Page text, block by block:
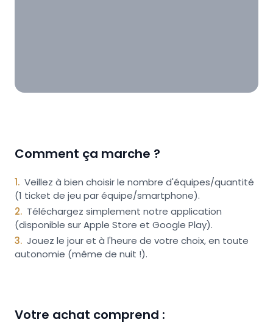
Comment ça marche ?
1. Veillez à bien choisir le nombre d'équipes/quantité
(1 ticket de jeu par équipe/smartphone).
2. Téléchargez simplement notre application
(disponible sur Apple Store et Google Play).
3. Jouez le jour et à l'heure de votre choix, en toute
autonomie (même de nuit !).
Votre achat comprend :